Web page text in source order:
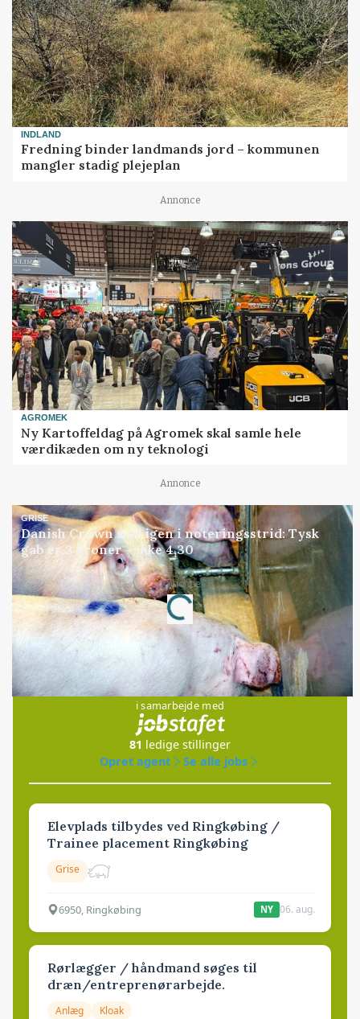
INDLAND
Fredning binder landmands jord – kommunen
mangler stadig plejeplan
Annonce
AGROMEK
Ny Kartoffeldag på Agromek skal samle hele
værdikæden om ny teknologi
Annonce
GRISE
Danish Crown slår igen i noteringsstrid: Tysk
gab er 3 kroner – ikke 4,30
Annonce
Loading...
Jobs
i samarbejde med
81 ledige stillinger
Opret agent
Se alle jobs
Elevplads tilbydes ved Ringkøbing /
Trainee placement Ringkøbing
Grise
6950, Ringkøbing NY 06. aug.
Rørlægger / håndmand søges til
dræn/entreprenørarbejde.
Anlæg Kloak